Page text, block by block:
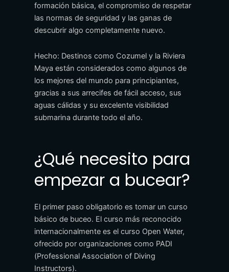
formación básica, el compromiso de respetar
las normas de seguridad y las ganas de
descubrir algo completamente nuevo.
Hecho: Destinos como Cozumel y la Riviera
Maya están considerados como algunos de
los mejores del mundo para principiantes,
gracias a sus arrecifes de fácil acceso, sus
aguas cálidas y su excelente visibilidad
submarina durante todo el año.
¿Qué necesito para
empezar a bucear?
El primer paso obligatorio es tomar un curso
básico de buceo. El curso más reconocido
internacionalmente es el curso Open Water,
ofrecido por organizaciones como PADI
(Professional Association of Diving
Instructors).